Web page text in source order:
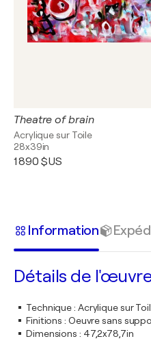
Theatre of brain
Acrylique sur Toile
28x39in
1 890 $US
Information
Détails de
Technique: Acrylique sur
Finitions : Oeuvre sans
Dimensions : 47,2x78,7in